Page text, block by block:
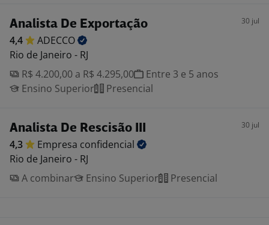
Analista De Exportação 30 jul
4,4
ADECCO
Rio de Janeiro - RJ
R$ 4.200,00 a R$ 4.295,00
Entre 3 e 5 anos
Ensino Superior
Presencial
Analista De Rescisão III 30 jul
4,3 Empresa confidencial
Rio de Janeiro - RJ
A combinar
Ensino Superior Presencial